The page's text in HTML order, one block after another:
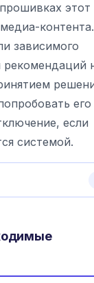
этот
контента.
зависимого
рекомендаций
его
если
системой.